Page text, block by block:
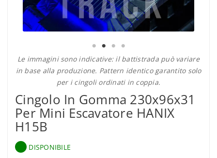
Le immagini sono indicative: il battistrada può variare
in base alla produzione. Pattern identico garantito solo
per i cingoli ordinati in coppia.
Cingolo In Gomma 230x96x31
Per Mini Escavatore HANIX
H15B
DISPONIBILE